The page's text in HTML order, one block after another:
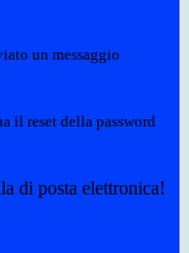
un messaggio
il reset della password
di posta elettronica!